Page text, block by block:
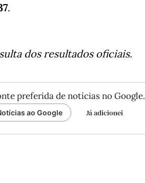
.
dos resultados oficiais.
preferida de notícias no Google.
ao Google Já adicionei